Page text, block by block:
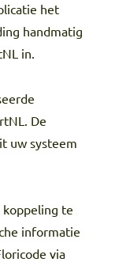
het
handmatig
in.
De
uw systeem
te
informatie
via